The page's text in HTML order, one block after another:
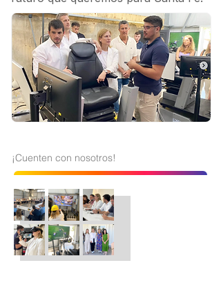
¡Cuenten con nosotros!